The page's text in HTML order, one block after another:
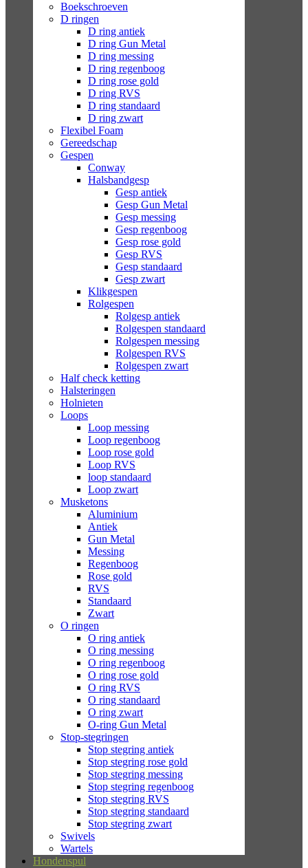
Boekschroeven
D ringen
D ring antiek
D ring Gun Metal
D ring messing
D ring regenboog
D ring rose gold
D ring RVS
D ring standaard
D ring zwart
Flexibel Foam
Gereedschap
Gespen
Conway
Halsbandgesp
Gesp antiek
Gesp Gun Metal
Gesp messing
Gesp regenboog
Gesp rose gold
Gesp RVS
Gesp standaard
Gesp zwart
Klikgespen
Rolgespen
Rolgesp antiek
Rolgespen standaard
Rolgespen messing
Rolgespen RVS
Rolgespen zwart
Half check ketting
Halsteringen
Holnieten
Loops
Loop messing
Loop regenboog
Loop rose gold
Loop RVS
loop standaard
Loop zwart
Musketons
Aluminium
Antiek
Gun Metal
Messing
Regenboog
Rose gold
RVS
Standaard
Zwart
O ringen
O ring antiek
O ring messing
O ring regenboog
O ring rose gold
O ring RVS
O ring standaard
O ring zwart
O-ring Gun Metal
Stop-stegringen
Stop stegring antiek
Stop stegring rose gold
Stop stegring messing
Stop stegring regenboog
Stop stegring RVS
Stop stegring standaard
Stop stegring zwart
Swivels
Wartels
Hondenspul